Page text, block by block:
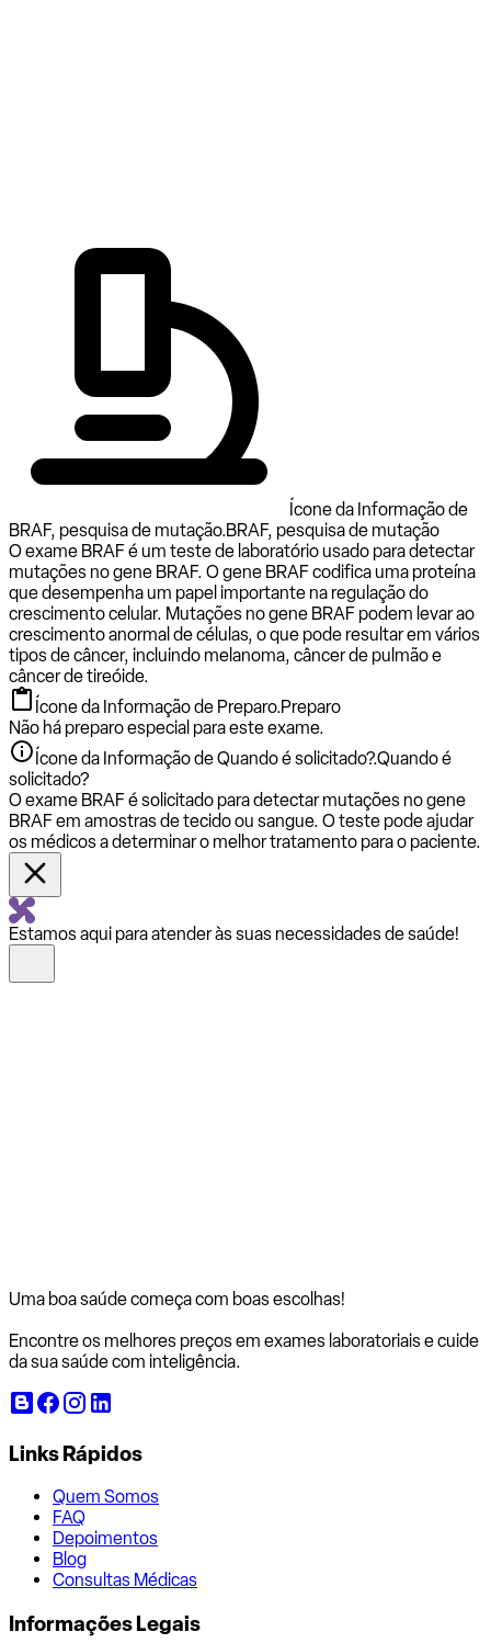
Ícone da Informação de
BRAF, pesquisa de mutação.BRAF, pesquisa de mutação
O exame BRAF é um teste de laboratório usado para detectar
mutações no gene BRAF. O gene BRAF codifica uma proteína
que desempenha um papel importante na regulação do
crescimento celular. Mutações no gene BRAF podem levar ao
crescimento anormal de células, o que pode resultar em vários
tipos de câncer, incluindo melanoma, câncer de pulmão e
câncer de tireóide.
Ícone da Informação de Preparo.Preparo
Não há preparo especial para este exame.
Ícone da Informação de Quando é solicitado?.Quando é
solicitado?
O exame BRAF é solicitado para detectar mutações no gene
BRAF em amostras de tecido ou sangue. O teste pode ajudar
os médicos a determinar o melhor tratamento para o paciente.
Estamos aqui para atender às suas necessidades de saúde!
Uma boa saúde começa com boas escolhas!
Encontre os melhores preços em exames laboratoriais e cuide
da sua saúde com inteligência.
Links Rápidos
Quem Somos
FAQ
Depoimentos
Blog
Consultas Médicas
Informações Legais